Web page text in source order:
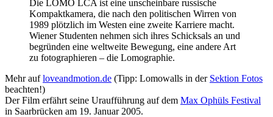
Die LOMO LCA ist eine unscheinbare russische
Kompaktkamera, die nach den politischen Wirren von
1989 plötzlich im Westen eine zweite Karriere macht.
Wiener Studenten nehmen sich ihres Schicksals an und
begründen eine weltweite Bewegung, eine andere Art
zu fotographieren – die Lomographie.
Mehr aufloveandmotion.de (Tipp: Lomowalls in der Sektion Fotos
beachten!)
Der Film erfährt seine Uraufführung auf dem Max Ophüls Festival
in Saarbrücken am 19. Januar 2005.